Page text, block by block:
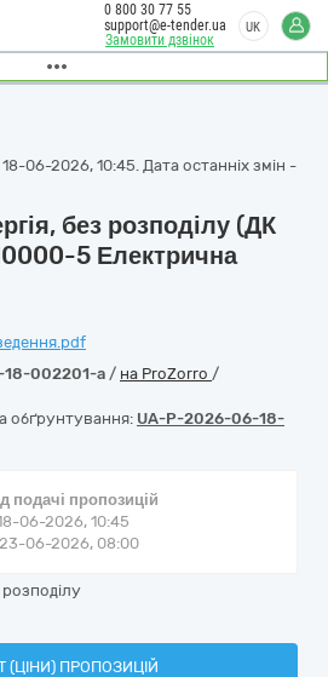
Замовити дзвінок
0 800 30 77 55
support@e-tender.ua
UK
06-2026, 10:45. Дата останніх змін -
без розподілу (ДК
5 Електрична
002201-a / на ProZorro /
обґрунтування: UA-P-2026-06-18-
подачі пропозицій
06-2026, 10:45
06-2026, 08:00
розподілу
(ЦІНИ) ПРОПОЗИЦІЙ